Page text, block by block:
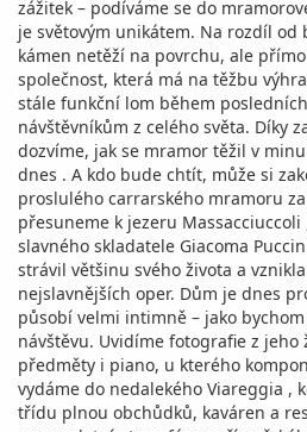
zážitek – podíváme se do
je světovým unikátem. Na rozdíl od
kámen netěží na povrchu, ale
společnost, která má na těžbu
stále funkční lom během
návštěvníkům z celého světa. Díky
dozvíme, jak se mramor těžil v
dnes . A kdo bude chtít, může si
proslulého carrarského mramoru
přesuneme k jezeru
slavného skladatele Giacoma
strávil většinu svého života a
nejslavnějších oper. Dům je dnes
působí velmi intimně – jako
návštěvu. Uvidíme fotografie z jeho
předměty i piano, u kterého
vydáme do nedalekého Viareggia ,
třídu plnou obchůdků, kaváren a